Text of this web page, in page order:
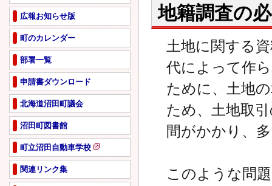
地籍調査の
土地に関する
代によって作
ために、土地
ため、土地取
間がかかり、
このような問
ペ
ジ
開
ま
広報お知らせ版
町のカレンダー
部署一覧
申請書ダウンロード
北海道沼田町議会
沼田町図書館
町立沼田自動車学校
新
ペ
関連リンク集